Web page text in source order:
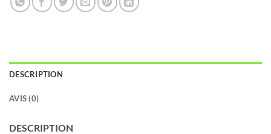
DESCRIPTION
AVIS (0)
DESCRIPTION